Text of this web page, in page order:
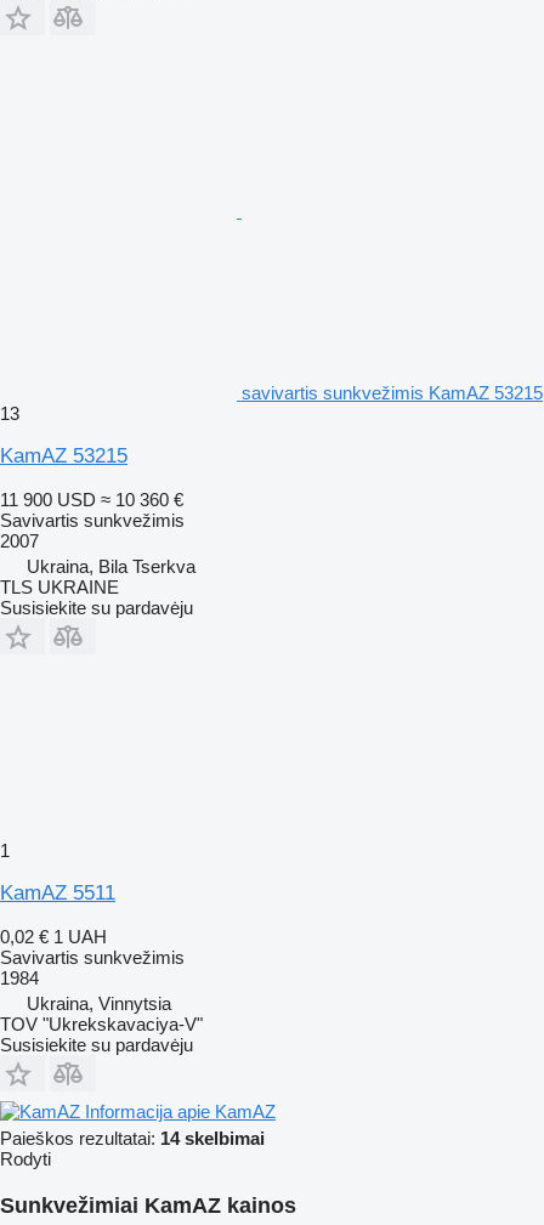
savivartis sunkvežimis KamAZ 53215
13
KamAZ 53215
11 900 USD ≈ 10 360 €
Savivartis sunkvežimis
2007
Ukraina, Bila Tserkva
TLS UKRAINE
Susisiekite su pardavėju
1
KamAZ 5511
0,02 € 1 UAH
Savivartis sunkvežimis
1984
Ukraina, Vinnytsia
TOV "Ukrekskavaciya-V"
Susisiekite su pardavėju
Informacija apie KamAZ
Paieškos rezultatai: 14 skelbimai
Rodyti
Sunkvežimiai KamAZ kainos